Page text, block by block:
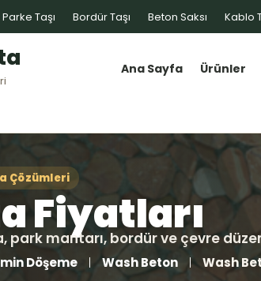
Parke Taşı Bordür Taşı Beton Saksı Kablo
Ana Sayfa Ürünler
Döşeme Wash Beton Wash